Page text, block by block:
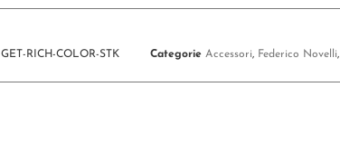
GET-RICH-COLOR-STK Categorie Accessori, Federico Novelli,